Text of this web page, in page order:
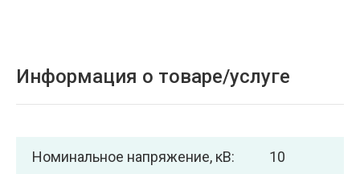
Информация о товаре/услуге
Номинальное напряжение, кВ: 10